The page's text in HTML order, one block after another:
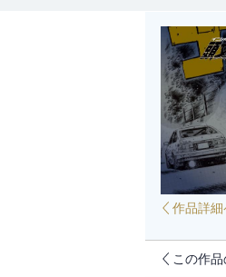
作品詳細
この作